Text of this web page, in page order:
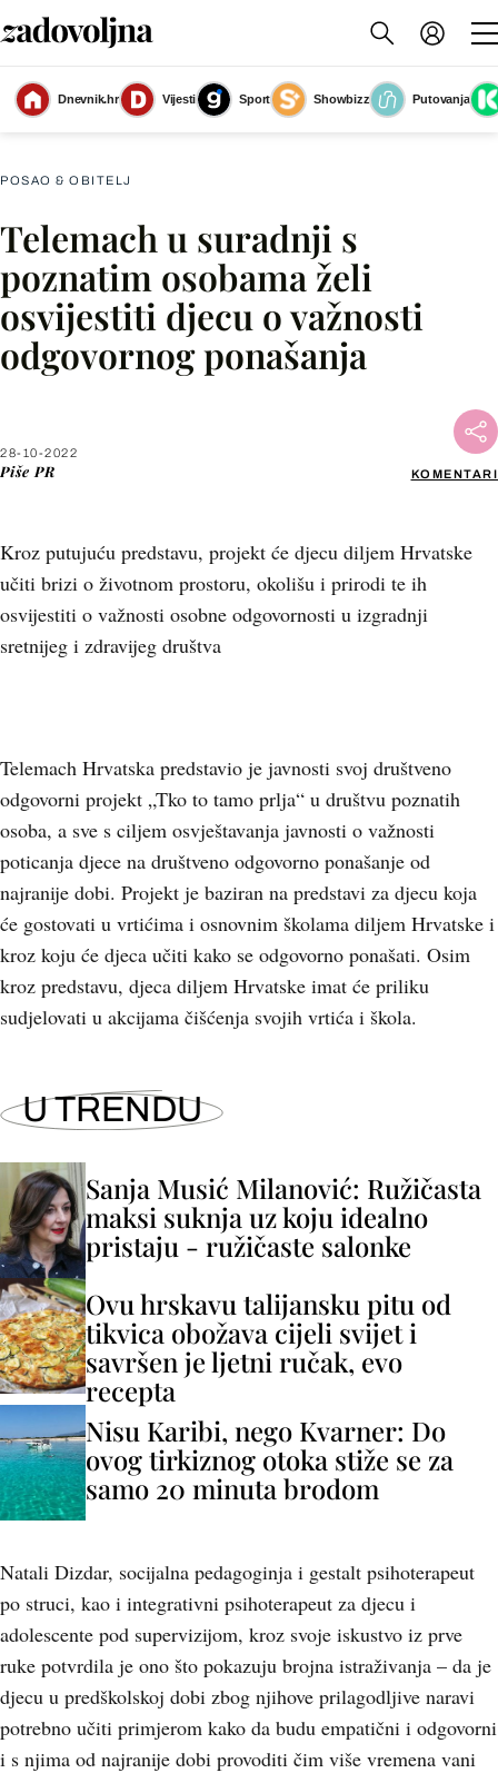
Dnevnik.hr Vijesti Sport Showbizz Putovanja
Ida Prester, Natali Dizdar, Ana Zibar, Domagoj Jakopović Ribafish(Foto:
PR)
POSAO & OBITELJ
Telemach u suradnji s
poznatim osobama želi
osvijestiti djecu o važnosti
odgovornog ponašanja
28-10-2022
Piše PR KOMENTARI
Kroz putujuću predstavu, projekt će djecu diljem Hrvatske
učiti brizi o životnom prostoru, okolišu i prirodi te ih
osvijestiti o važnosti osobne odgovornosti u izgradnji
sretnijeg i zdravijeg društva
Facebook
X
Telemach Hrvatska predstavio je javnosti svoj društveno
odgovorni projekt „Tko to tamo prlja“ u društvu poznatih
osoba, a sve s ciljem osvještavanja javnosti o važnosti
poticanja djece na društveno odgovorno ponašanje od
najranije dobi. Projekt je baziran na predstavi za djecu koja
će gostovati u vrtićima i osnovnim školama diljem Hrvatske i
kroz koju će djeca učiti kako se odgovorno ponašati. Osim
kroz predstavu, djeca diljem Hrvatske imat će priliku
sudjelovati u akcijama čišćenja svojih vrtića i škola.
U TRENDU
Sanja Musić Milanović: Ružičasta
maksi suknja uz koju idealno
pristaju - ružičaste salonke
Ovu hrskavu talijansku pitu od
tikvica obožava cijeli svijet i
savršen je ljetni ručak, evo
recepta
Nisu Karibi, nego Kvarner: Do
ovog tirkiznog otoka stiže se za
samo 20 minuta brodom
Natali Dizdar, socijalna pedagoginja i gestalt psihoterapeut
po struci, kao i integrativni psihoterapeut za djecu i
adolescente pod supervizijom, kroz svoje iskustvo iz prve
ruke potvrdila je ono što pokazuju brojna istraživanja – da je
djecu u predškolskoj dobi zbog njihove prilagodljive naravi
potrebno učiti primjerom kako da budu empatični i odgovorni
i s njima od najranije dobi provoditi čim više vremena vani